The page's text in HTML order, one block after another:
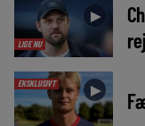
LIGE NU
►
EKSKLUSIVT ►